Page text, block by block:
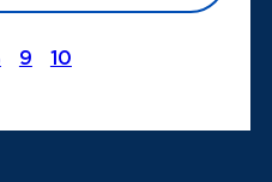
9 10